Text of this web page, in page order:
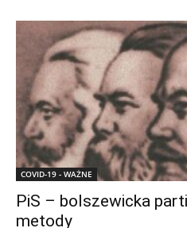
COVID-19 - WAŻNE
PiS – bolszewicka
metody